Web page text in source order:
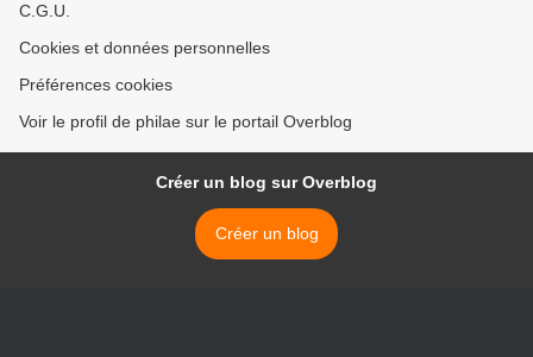
C.G.U.
Cookies et données personnelles
Préférences cookies
Voir le profil de philae sur le portail Overblog
Créer un blog sur Overblog
Créer un blog